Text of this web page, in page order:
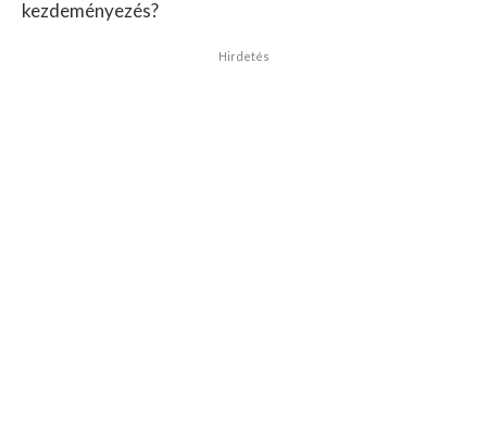
kezdeményezés?
Hirdetés